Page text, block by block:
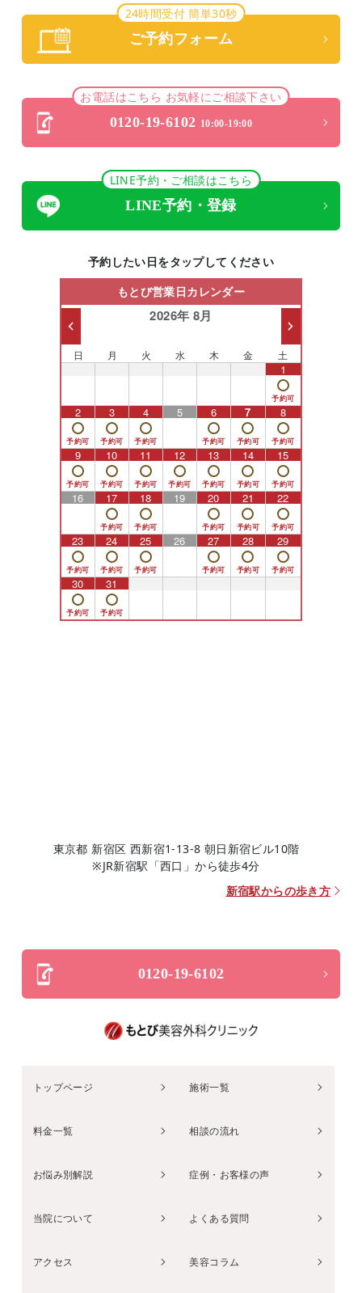
24時間受付 簡単30秒
ご予約フォーム
お電話はこちら お気軽にご相談下さい
0120-19-6102 10:00-19:00
LINE予約・ご相談はこちら
LINE予約・登録
予約したい日をタップしてください
もとび営業日カレンダー
2026年 8月
日 月 火 水 木 金 土
1
2 3 4 5 6 7 8
9 10 11 12 13 14 15
16 17 18 19 20 21 22
23 24 25 26 27 28 29
30 31
東京都 新宿区 西新宿1-13-8 朝日新宿ビル10階
※JR新宿駅「西口」から徒歩4分
新宿駅からの歩き方
0120-19-6102
トップページ 施術一覧
料金一覧 相談の流れ
お悩み別解説 症例・お客様の声
当院について よくある質問
アクセス 美容コラム